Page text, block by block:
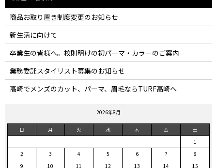
商品お取り置き制度変更のお知らせ
新生活に向けて
卒業生の皆様へ。校則明けの初パーマ・カラーのご案内
業務委託スタイリスト募集のお知らせ
高崎でメンズのカット、パーマ、眉毛ならTURF高崎へ
2026年8月
日 月 火 水 木 金
土
1
2
3 4 5 6 7
8
9
10 11 12 13 14 15